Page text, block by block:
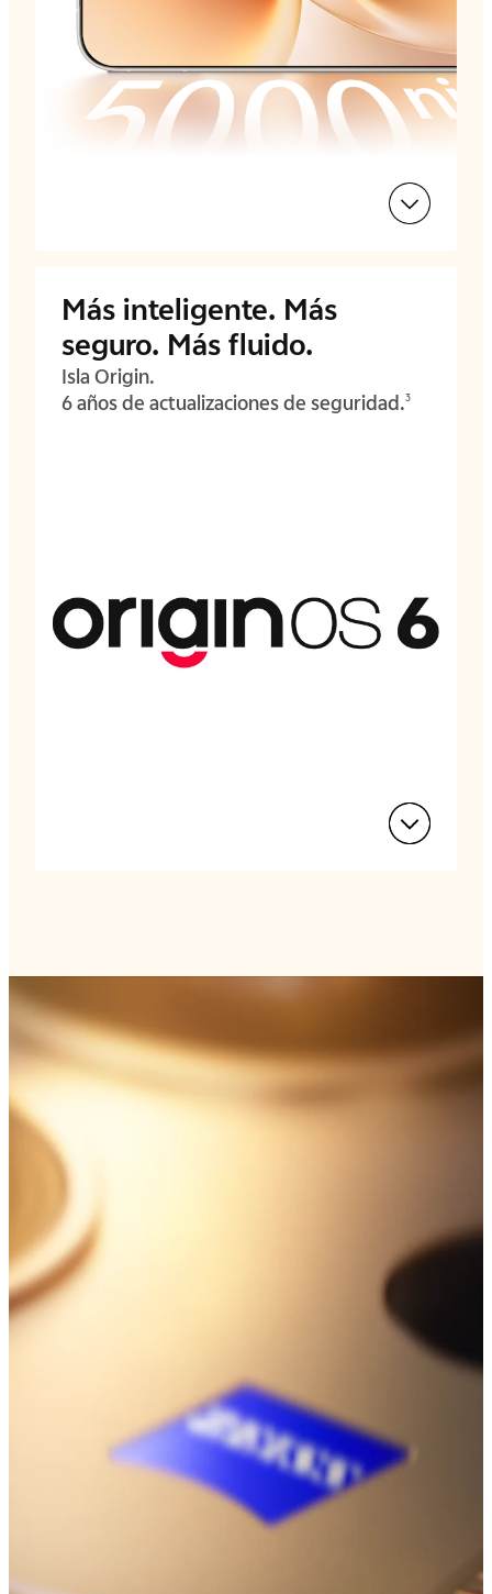
Más inteligente. Más
seguro. Más fluido.
Isla Origin.
6 años de actualizaciones de seguridad.3